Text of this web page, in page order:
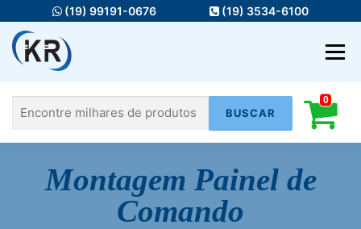
conteúdo
(19) 99191-0676 (19) 3534-6100
Menu
HOME MATERIAIS ELÉTRICOS
FIOS E CABOS ILUMINAÇÃO
Pesquisar
0
Montagem Painel de
Comando